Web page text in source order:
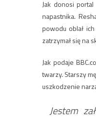
Jak donosi
napastnika.
powodu oblał
zatrzymał się na
Jak podaje
twarzy. Starszy
uszkodzenie
Jestem